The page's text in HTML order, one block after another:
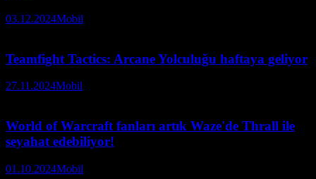
03.12.2024Mobil
Teamfight Tactics: Arcane Yolculuğu haftaya geliyor
27.11.2024Mobil
World of Warcraft fanları artık Waze'de Thrall ile
seyahat edebiliyor!
01.10.2024Mobil